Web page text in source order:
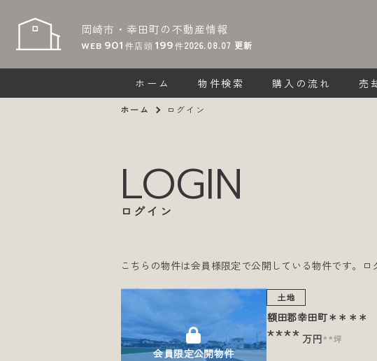
岡崎市・幸田町の不動産情報
WEB 901 件店頭 199件2026.08.07 更新
ホーム 物件検索 購入の流れ 売
ホーム ログイン
LOGIN
ログイン
こちらの物件は会員様限定で公開している物件です。
会員限定公開物件
土地
額田郡幸田町＊＊＊＊
**** 万円**坪